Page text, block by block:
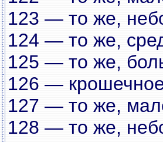
123 — то же,
124 — то же,
125 — то же,
126 —
127 — то же,
128 — то же,